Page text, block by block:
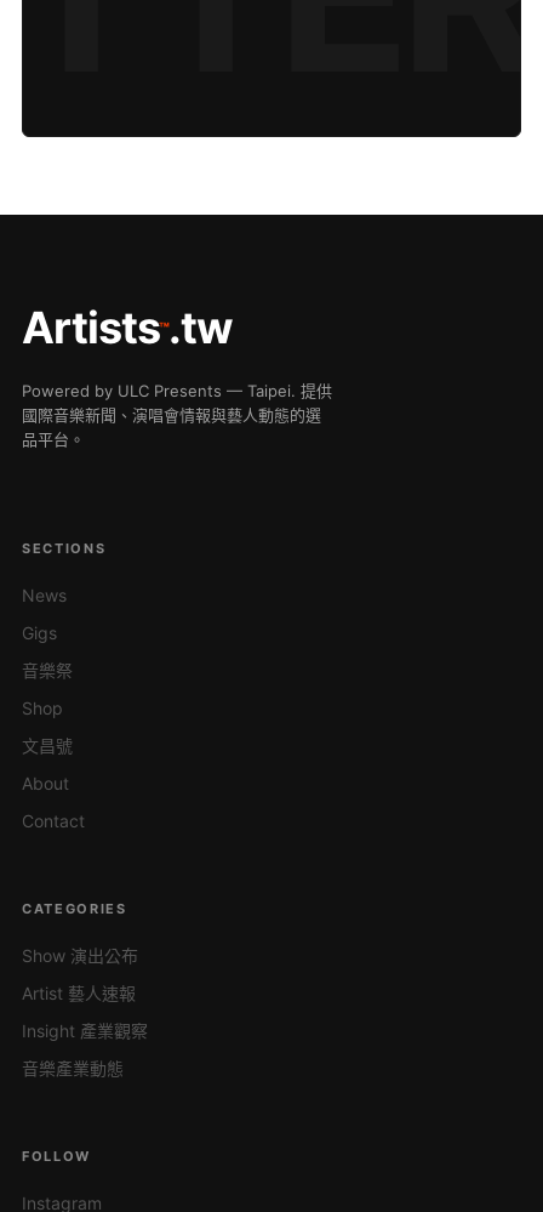
Artists™.tw
Powered by ULC Presents — Taipei. 提供
國際音樂新聞、演唱會情報與藝人動態的選
品平台。
SECTIONS
News
Gigs
音樂祭
Shop
文昌號
About
Contact
CATEGORIES
Show 演出公布
Artist 藝人速報
Insight 產業觀察
音樂產業動態
FOLLOW
Instagram